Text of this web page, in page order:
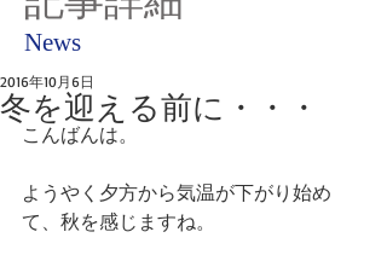
News
冬を迎える前に・・・
2016年10月6日
こんばんは。
ようやく夕方から気温が下がり始め
て、秋を感じますね。